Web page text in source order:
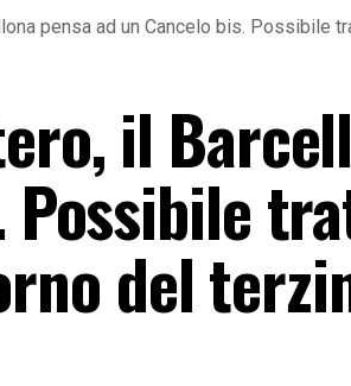
pensa ad un Cancelo bis. Possibile
il
Possibile
del